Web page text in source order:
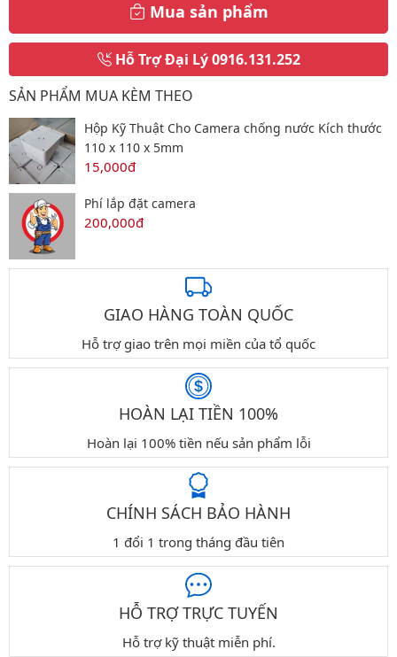
Mua sản phẩm
Hỗ Trợ Đại Lý0916.131.252
SẢN PHẨM MUA KÈM THEO
Hộp Kỹ Thuật Cho Camera chống nước Kích thước
110 x 110 x 5mm
15,000đ
Phí lắp đặt camera
200,000đ
GIAO HÀNG TOÀN QUỐC
Hỗ trợ giao trên mọi miền của tổ quốc
HOÀN LẠI TIỀN 100%
Hoàn lại 100% tiền nếu sản phẩm lỗi
CHÍNH SÁCH BẢO HÀNH
1 đổi 1 trong tháng đầu tiên
HỖ TRỢ TRỰC TUYẾN
Hỗ trợ kỹ thuật miễn phí.